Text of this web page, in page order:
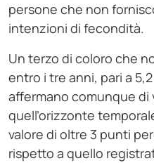
persone che non
intenzioni di fecondità.
Un terzo di coloro che
entro i tre anni, pari a
affermano comunque di
quell’orizzonte
valore di oltre 3 punti
rispetto a quello